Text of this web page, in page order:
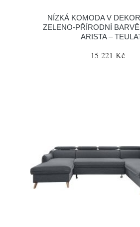
NÍZKÁ KOMODA V
ZELENO-PŘÍRODNÍ
ARISTA –
15 221 Kč